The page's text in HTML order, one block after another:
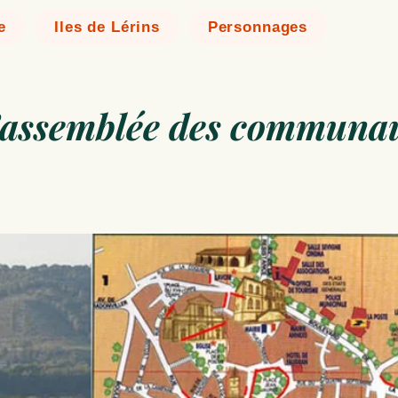
Iles de Lérins Personnages
des